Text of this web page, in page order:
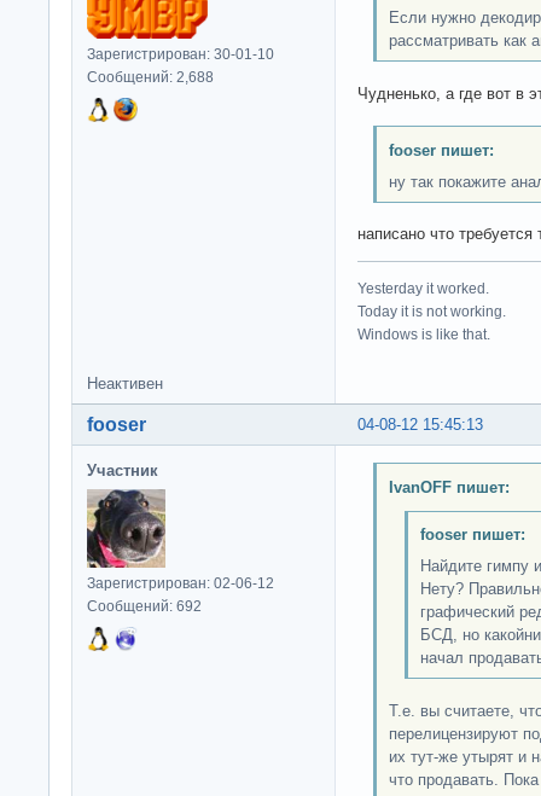
Зарегистрирован: 30-01-10
Сообщений: 2,688
Если нужно
рассматривать как
Чудненько, а где вот в
fooser пишет:
ну так покажите
написано что
Yesterday it worked.
Today it is not working.
Windows is like that.
Неактивен
04-08-12 15:45:13
fooser
Участник
Зарегистрирован: 02-06-12
Сообщений: 692
IvanOFF пишет:
fooser пишет:
Найдите гимпу
Нету?
графический
БСД, но
начал
Т.е. вы считаете,
перелицензируют
их тут-же утырят и
что продавать.